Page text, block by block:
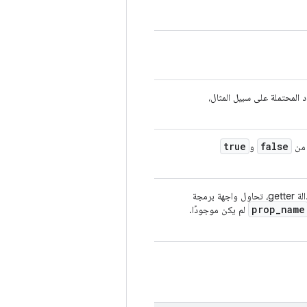
على سبيل المثال،
من false و true
فقط) الاسم القديم لسمة النظام الأساسية عند استدعاء دالة getter، تحاول واجهة برمجة
prop_name لم يكن موجودًا.